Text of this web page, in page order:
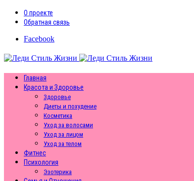
О проекте
Обратная связь
Facebook
Главная
Красота и Здоровье
Здоровье
Диеты и похудение
Косметика
Уход за волосами
Уход за лицом
Уход за телом
Фитнес
Психология
Эзотерика